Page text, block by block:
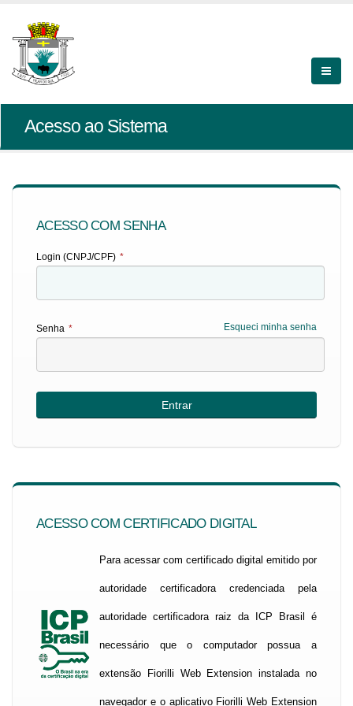
Acesso ao Sistema
ACESSO COM SENHA
Login (CNPJ/CPF) *
Esqueci minha senha
Senha *
ACESSO COM CERTIFICADO DIGITAL
Para acessar com certificado digital emitido por
autoridade certificadora credenciada pela
autoridade certificadora raiz da ICP Brasil é
necessário que o computador possua a
extensão Fiorilli Web Extension instalada no
navegador e o aplicativo Fiorilli Web Extension